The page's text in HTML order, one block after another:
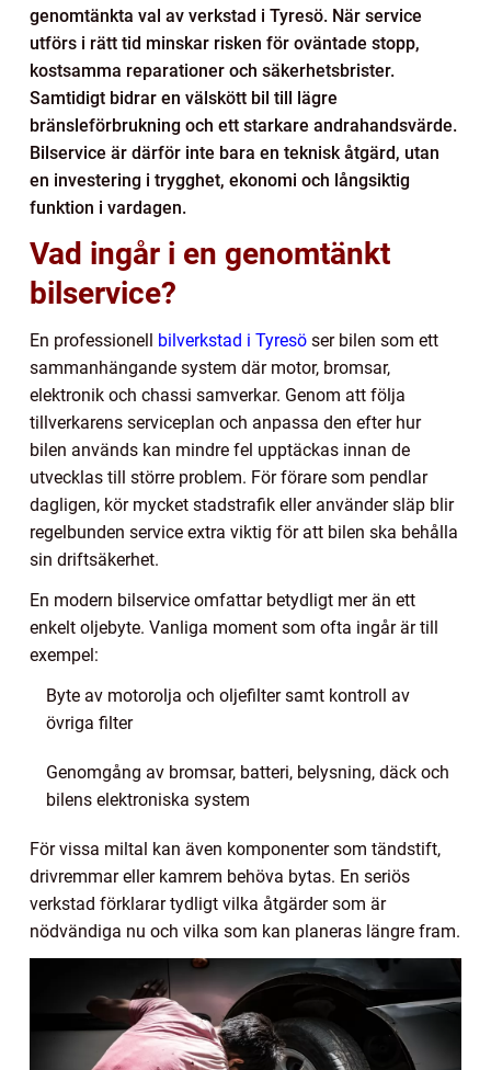
genomtänkta val av verkstad i Tyresö. När service
utförs i rätt tid minskar risken för oväntade stopp,
kostsamma reparationer och säkerhetsbrister.
Samtidigt bidrar en välskött bil till lägre
bränsleförbrukning och ett starkare andrahandsvärde.
Bilservice är därför inte bara en teknisk åtgärd, utan
en investering i trygghet, ekonomi och långsiktig
funktion i vardagen.
Vad ingår i en genomtänkt
bilservice?
En professionell bilverkstad i Tyresö ser bilen som ett
sammanhängande system där motor, bromsar,
elektronik och chassi samverkar. Genom att följa
tillverkarens serviceplan och anpassa den efter hur
bilen används kan mindre fel upptäckas innan de
utvecklas till större problem. För förare som pendlar
dagligen, kör mycket stadstrafik eller använder släp blir
regelbunden service extra viktig för att bilen ska behålla
sin driftsäkerhet.
En modern bilservice omfattar betydligt mer än ett
enkelt oljebyte. Vanliga moment som ofta ingår är till
exempel:
Byte av motorolja och oljefilter samt kontroll av
övriga filter
Genomgång av bromsar, batteri, belysning, däck och
bilens elektroniska system
För vissa miltal kan även komponenter som tändstift,
drivremmar eller kamrem behöva bytas. En seriös
verkstad förklarar tydligt vilka åtgärder som är
nödvändiga nu och vilka som kan planeras längre fram.